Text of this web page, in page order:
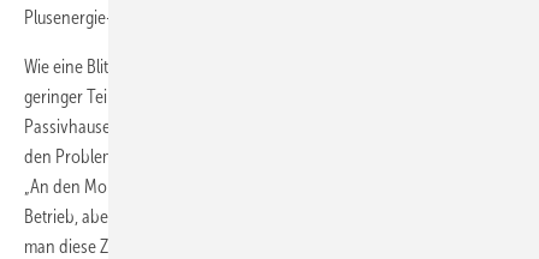
Plusenergie-Bauweise führen.
Wie eine Blitzumfrage in der Bufa zeigte, realisiert heute nur ein sehr
geringer Teil der SHK-Betriebe Projekte mit den Anforderungen eines
Passivhauses. Das hindert den ZVSHK allerdings nicht daran, sich mit
den Problemstellungen von morgen zu befassen. Matthias Wagnitz:
„An den Montageleistungen im Passivhaus ändert sich nichts für den
Betrieb, aber die Beratungsleistungen liegen erheblich höher. Wenn
man diese Zeiten, von der Angebotserstellung über die Betreuung